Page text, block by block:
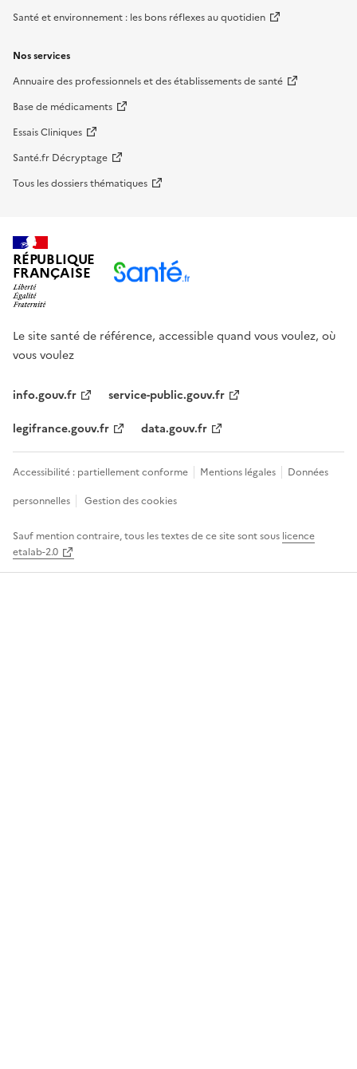
Santé et environnement : les bons réflexes au quotidien
Nos services
Annuaire des professionnels et des établissements de santé
Base de médicaments
Essais Cliniques
Santé.fr Décryptage
Tous les dossiers thématiques
RÉPUBLIQUE
FRANÇAISE
Le site santé de référence, accessible quand vous voulez, où
vous voulez
info.gouv.fr
service-public.gouv.fr
legifrance.gouv.fr
data.gouv.fr
Accessibilité : partiellement conforme Mentions légales
Données
personnelles
Gestion des cookies
Sauf mention contraire, tous les textes de ce site sont sous licence
etalab-2.0